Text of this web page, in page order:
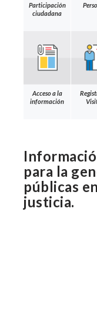
Participación
ciudadana
Acceso a la
información
para la
públicas
justicia.